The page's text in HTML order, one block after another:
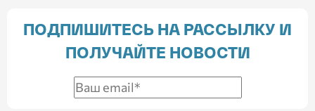
ПОДПИШИТЕСЬ НА РАССЫЛКУ И
ПОЛУЧАЙТЕ НОВОСТИ